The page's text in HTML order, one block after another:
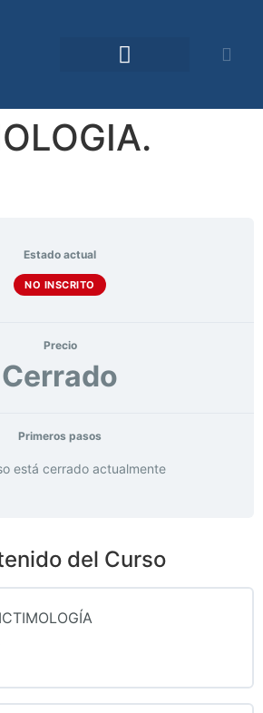
Estado actual
NO INSCRITO
Precio
Cerrado
Primeros pasos
está cerrado actualmente
del Curso